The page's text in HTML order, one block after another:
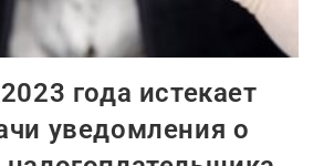
года истекает
уведомления о